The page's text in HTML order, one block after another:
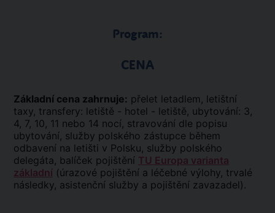
Program:
CENA
Základní cena zahrnuje: přelet letadlem, letištní
taxy, transfery: letiště - hotel - letiště, ubytování: 3,
4, 7, 10, 11 nebo 14 nocí, stravování dle popisu
ubytování, služby polského zástupce během
odbavení na letišti v Polsku, služby polského
delegáta, balíček pojištění TU Europa varianta
základní (úrazové pojištění a léčebné výlohy, trvalé
následky, asistenční služby a pojištění zavazadel).